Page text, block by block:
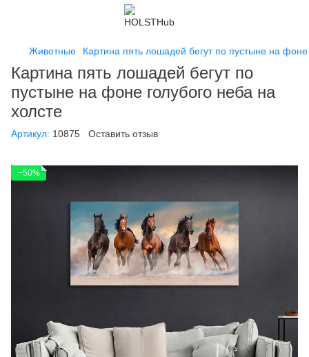
Животные Картина пять лошадей бегут по пустыне на фоне
Картина пять лошадей бегут по
пустыне на фоне голубого неба на
холсте
Артикул: 10875 Оставить отзыв
−50%